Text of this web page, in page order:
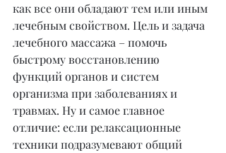
как все они обладают тем или иным
лечебным свойством. Цель и задача
лечебного массажа – помочь
быстрому восстановлению
функций органов и систем
организма при заболеваниях и
травмах. Ну и самое главное
отличие: если релаксационные
техники подразумевают общий